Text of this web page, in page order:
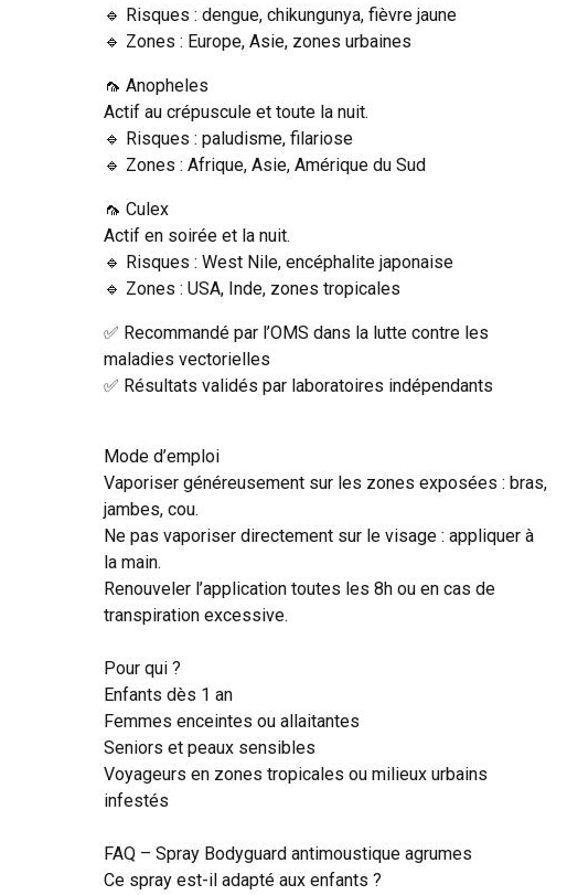
🔹 Risques : dengue, chikungunya, fièvre jaune
🔹 Zones : Europe, Asie, zones urbaines
🦟 Anopheles
Actif au crépuscule et toute la nuit.
🔹 Risques : paludisme, filariose
🔹 Zones : Afrique, Asie, Amérique du Sud
🦟 Culex
Actif en soirée et la nuit.
🔹 Risques : West Nile, encéphalite japonaise
🔹 Zones : USA, Inde, zones tropicales
✅ Recommandé par l’OMS dans la lutte contre les
maladies vectorielles
✅ Résultats validés par laboratoires indépendants
Mode d’emploi
Vaporiser généreusement sur les zones exposées : bras,
jambes, cou.
Ne pas vaporiser directement sur le visage : appliquer à
la main.
Renouveler l’application toutes les 8h ou en cas de
transpiration excessive.
Pour qui ?
Enfants dès 1 an
Femmes enceintes ou allaitantes
Seniors et peaux sensibles
Voyageurs en zones tropicales ou milieux urbains
infestés
FAQ – Spray Bodyguard antimoustique agrumes
Ce spray est-il adapté aux enfants ?